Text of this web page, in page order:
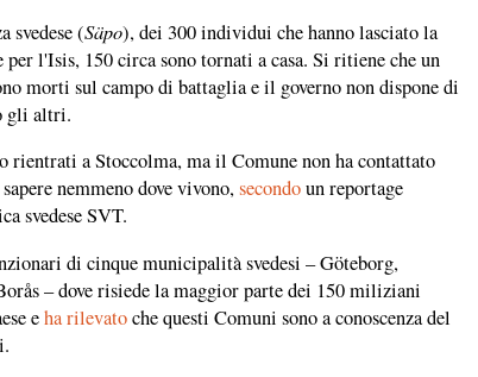
svedese (Säpo), dei 300 individui che hanno lasciato la
per l'Isis, 150 circa sono tornati a casa. Si ritiene che un
morti sul campo di battaglia e il governo non dispone di
gli altri.
rientrati a Stoccolma, ma il Comune non ha contattato
nemmeno dove vivono,secondoun reportage
svedese SVT.
di cinque municipalità svedesi – Göteborg,
– dove risiede la maggior parte dei 150 miliziani
eha rilevatoche questi Comuni sono a conoscenza del